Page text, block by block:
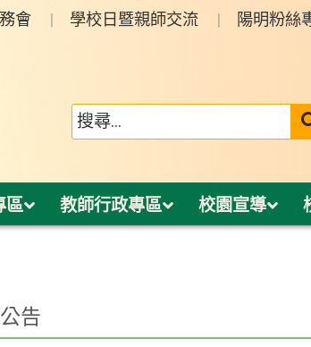
會 學校日暨親師交流 陽明粉絲
區 教師行政專區 校園宣導
告